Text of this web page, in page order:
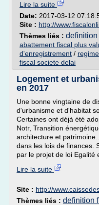
Lire la suite
Date: 2017-03-12
Site : http://
Thèmes liés :
abattement fiscal plus
d'enregistrement /
fiscal societe delai
Logement et
en 2017
Une bonne vingtaine de
d'urbanisme et d'habitat
Certaines ont déjà été
Notr, Transition
architecture et
dans les lois de finances.
par le projet de loi Egalité
Lire la suite
Site : http://
Thèmes liés : definition